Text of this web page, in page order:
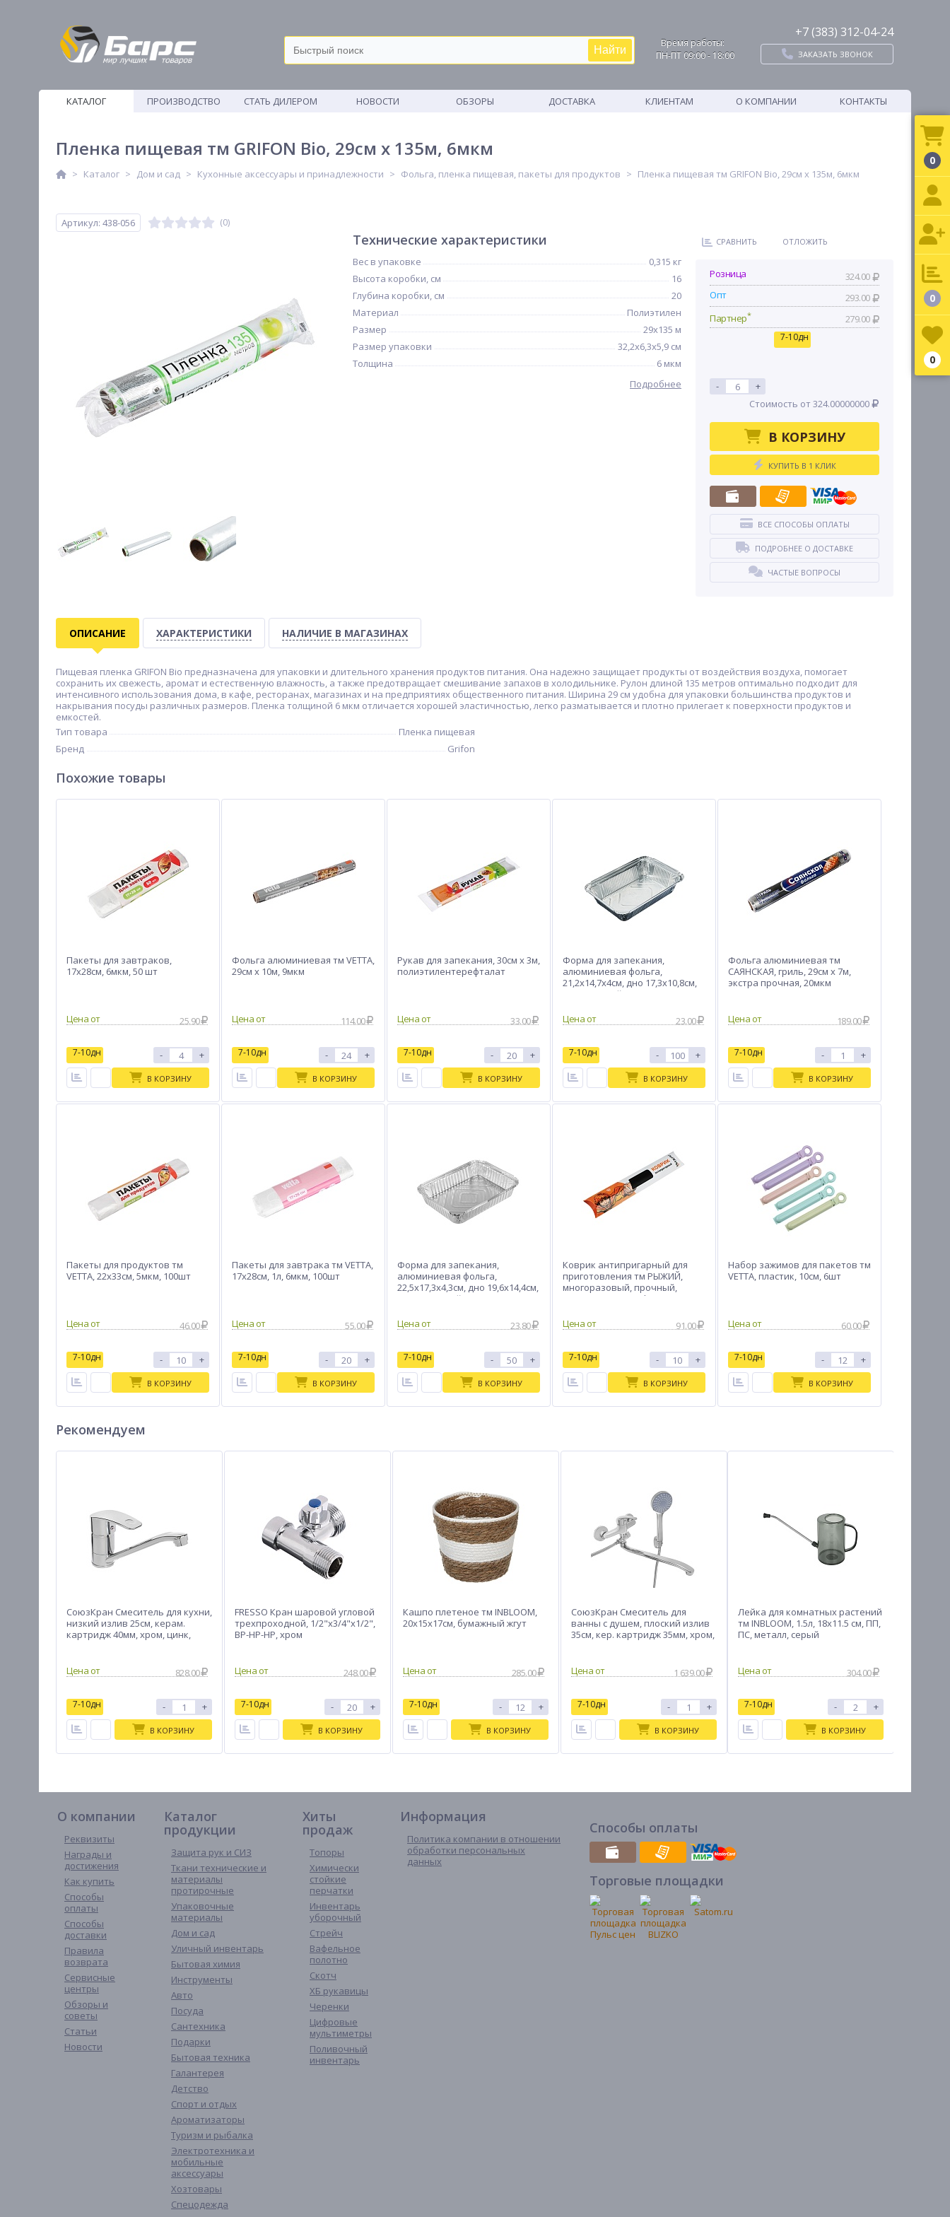
Найти
Время работы:
ПН-ПТ 09:00 - 18:00
+7 (383) 312-04-24
ЗАКАЗАТЬ ЗВОНОК
КАТАЛОГ
ПРОИЗВОДСТВО
СТАТЬ ДИЛЕРОМ НОВОСТИ ОБЗОРЫ ДОСТАВКА КЛИЕНТАМ О КОМПАНИИ КОНТАКТЫ
Пленка пищевая тм GRIFON Bio, 29см x 135м, 6мкм
Каталог Дом и сад Кухонные аксессуары и принадлежности Фольга, пленка пищевая, пакеты для продуктов Пленка пищевая тм GRIFON Bio, 29см x 135м, 6мкм
Артикул: 438-056 (0)
Технические характеристики
Вес в упаковке
0,315 кг
Высота коробки, см
16
Глубина коробки, см
20
Материал
Полиэтилен
Размер
29x135 м
Размер упаковки
32,2x6,3x5,9 см
Толщина
6 мкм
Подробнее
СРАВНИТЬ ОТЛОЖИТЬ
Розница
324.00
Опт
293.00
Партнер* 279.00
7-10дн
-
+
Стоимость от 324.00000000
В КОРЗИНУ
КУПИТЬ В 1 КЛИК
ВСЕ СПОСОБЫ ОПЛАТЫ
ПОДРОБНЕЕ О ДОСТАВКЕ
ЧАСТЫЕ ВОПРОСЫ
ОПИСАНИЕ ХАРАКТЕРИСТИКИ НАЛИЧИЕ В МАГАЗИНАХ
Пищевая пленка GRIFON Bio предназначена для упаковки и длительного хранения продуктов питания. Она надежно защищает продукты от воздействия воздуха, помогает
сохранить их свежесть, аромат и естественную влажность, а также предотвращает смешивание запахов в холодильнике. Рулон длиной 135 метров оптимально подходит для
интенсивного использования дома, в кафе, ресторанах, магазинах и на предприятиях общественного питания. Ширина 29 см удобна для упаковки большинства продуктов и
накрывания посуды различных размеров. Пленка толщиной 6 мкм отличается хорошей эластичностью, легко разматывается и плотно прилегает к поверхности продуктов и
емкостей.
Тип товара
Пленка пищевая
Бренд
Grifon
Похожие товары
Пакеты для завтраков,
17x28см, 6мкм, 50 шт
Цена от 25.90
7-10дн - +
В КОРЗИНУ
Фольга алюминиевая тм VETTA,
29см х 10м, 9мкм
Цена от 114.00
7-10дн - +
В КОРЗИНУ
Рукав для запекания, 30см x 3м,
полиэтилентерефталат
Цена от 33.00
7-10дн - +
В КОРЗИНУ
Форма для запекания,
алюминиевая фольга,
21,2x14,7x4см, дно 17,3x10,8см,
870мл, L-край, R1L
Цена от
23.00
7-10дн - +
В КОРЗИНУ
Фольга алюминиевая тм
САЯНСКАЯ, гриль, 29см х 7м,
экстра прочная, 20мкм
Цена от 189.00
7-10дн - +
В КОРЗИНУ
Пакеты для продуктов тм
VETTA, 22x33см, 5мкм, 100шт
Цена от 46.00
7-10дн - +
В КОРЗИНУ
Пакеты для завтрака тм VETTA,
17х28см, 1л, 6мкм, 100шт
Цена от 55.00
7-10дн - +
В КОРЗИНУ
Форма для запекания,
алюминиевая фольга,
22,5х17,3х4,3см, дно 19,6х14,4см,
1125мл, L-край, R29L
Цена от
23.80
7-10дн - +
В КОРЗИНУ
Коврик антипригарный для
приготовления тм РЫЖИЙ,
многоразовый, прочный,
40x33см, 0,2мм, тефлон
Цена от
91.00
7-10дн - +
В КОРЗИНУ
Набор зажимов для пакетов тм
VETTA, пластик, 10см, 6шт
Цена от 60.00
7-10дн - +
В КОРЗИНУ
Рекомендуем
СоюзКран Смеситель для кухни,
низкий излив 25см, керам.
картридж 40мм, хром, цинк,
828.00
7-10дн - +
В КОРЗИНУ
FRESSO Кран шаровой угловой
трехпроходной, 1/2"х3/4"х1/2",
ВР-НР-НР, хром
248.00
7-10дн - +
В КОРЗИНУ
Кашпо плетеное тм INBLOOM,
20х15х17см, бумажный жгут
285.00
7-10дн - +
В КОРЗИНУ
СоюзКран Смеситель для
ванны с душем, плоский излив
35см, кер. картридж 35мм, хром,
1 639.00
7-10дн - +
В КОРЗИНУ
Лейка для комнатных растений
тм INBLOOM, 1.5л, 18х11.5 см, ПП,
ПС, металл, серый
304.00
7-10дн - +
В КОРЗИНУ
О компании
Реквизиты
Награды и
достижения
Как купить
Способы
оплаты
Способы
доставки
Правила
возврата
Сервисные
центры
Обзоры и
советы
Статьи
Новости
Каталог
продукции
Защита рук и СИЗ
Ткани технические и
материалы
протирочные
Упаковочные
материалы
Дом и сад
Уличный инвентарь
Бытовая химия
Инструменты
Авто
Посуда
Сантехника
Подарки
Бытовая техника
Галантерея
Детство
Спорт и отдых
Ароматизаторы
Туризм и рыбалка
Электротехника и
мобильные
аксессуары
Хозтовары
Спецодежда
Хиты
продаж
Топоры
Химически
стойкие
перчатки
Инвентарь
уборочный
Стрейч
Вафельное
полотно
Скотч
ХБ рукавицы
Черенки
Цифровые
мультиметры
Поливочный
инвентарь
Информация
Политика компании в отношении
обработки персональных
данных
Способы оплаты
Торговые площадки
0
0
0